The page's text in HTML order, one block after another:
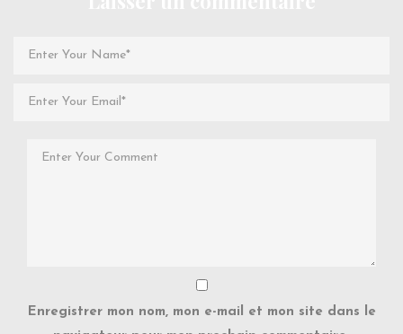
Enregistrer mon nom, mon e-mail et mon site dans le